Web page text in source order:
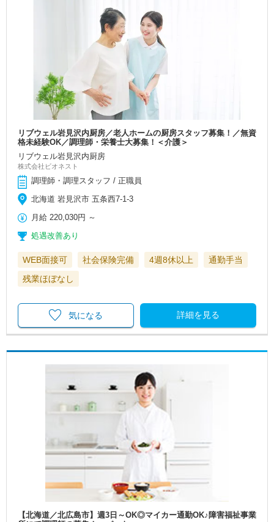
リブウェル岩見沢内厨房／老人ホームの厨房スタッフ募集！／無資
格未経験OK／調理師・栄養士大募集！＜介護＞
リブウェル岩見沢内厨房
株式会社ビオネスト
調理師・調理スタッフ / 正職員
北海道 岩見沢市 五条西7-1-3
月給 220,030円 ～
処遇改善あり
WEB面接可 社会保険完備 4週8休以上
通勤手当
残業ほぼなし
詳細を見る
気になる
【北海道／北広島市】週3日～OK◎マイカー通勤OK♪障害福祉事業